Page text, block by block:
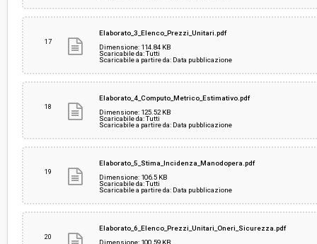
17
Elaborato_3_Elenco_Prezzi_Unitari.pdf
Dimensione: 114.84 KB
Scaricabile da: Tutti
Scaricabile a partire da: Data pubblicazione
18
Elaborato_4_Computo_Metrico_Estimativo.pdf
Dimensione: 125.52 KB
Scaricabile da: Tutti
Scaricabile a partire da: Data pubblicazione
19
Elaborato_5_Stima_Incidenza_Manodopera.pdf
Dimensione: 106.5 KB
Scaricabile da: Tutti
Scaricabile a partire da: Data pubblicazione
20
Elaborato_6_Elenco_Prezzi_Unitari_Oneri_Sicurezza.pdf
Dimensione: 100.59 KB